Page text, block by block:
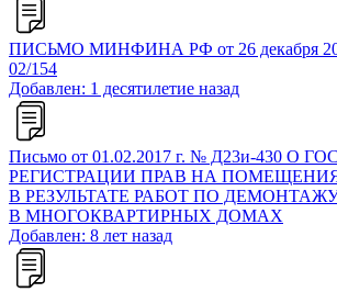
ПИСЬМО МИНФИНА РФ от 26 декабря
02/154
Добавлен: 1 десятилетие назад
Письмо от 01.02.2017 г. № Д23и-430 О
РЕГИСТРАЦИИ ПРАВ НА
В РЕЗУЛЬТАТЕ РАБОТ ПО
В МНОГОКВАРТИРНЫХ ДОМАХ
Добавлен: 8 лет назад